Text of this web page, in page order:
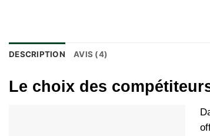
DESCRIPTION AVIS (4)
Le choix des